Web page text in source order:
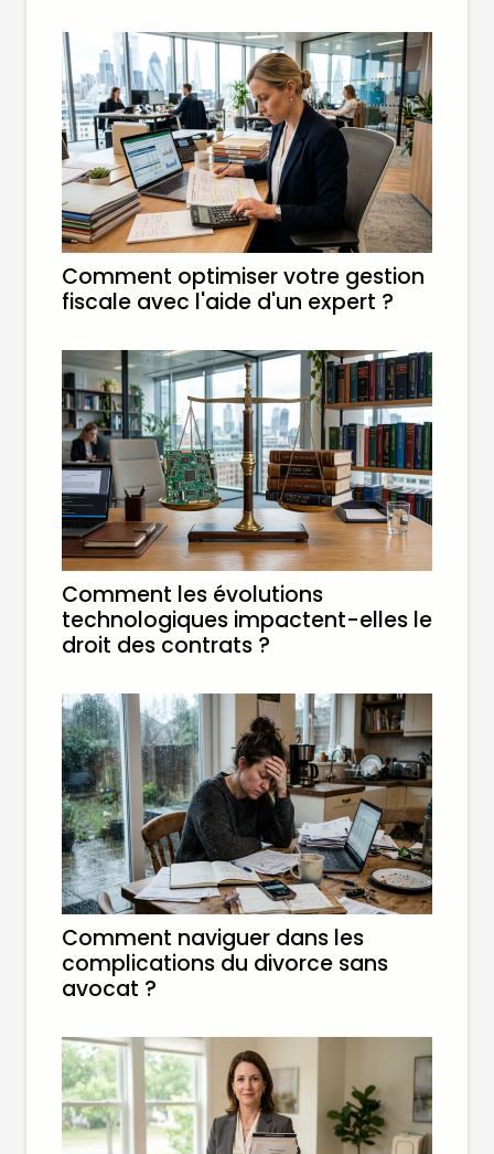
Comment optimiser votre gestion
fiscale avec l'aide d'un expert ?
Comment les évolutions
technologiques impactent-elles le
droit des contrats ?
Comment naviguer dans les
complications du divorce sans
avocat ?